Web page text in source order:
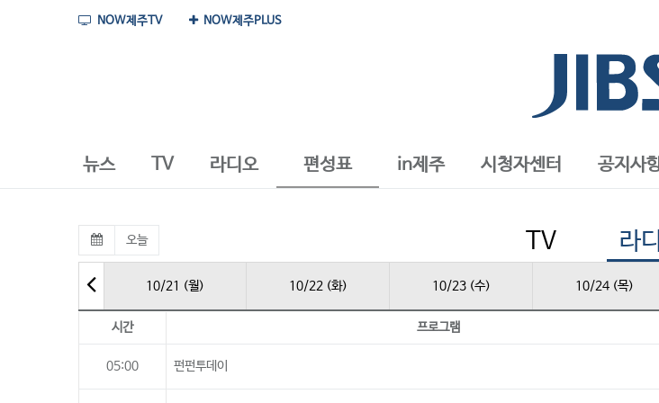
NOW제주PLUS
NOW제주TV
뉴스 TV 라디오 편성표 in제주 시청자센터 공지사
오늘 TV 라
10/21 (월) 10/22 (화) 10/23 (수) 10/24 (목)
시간 프로그램
05:00 펀펀투데이